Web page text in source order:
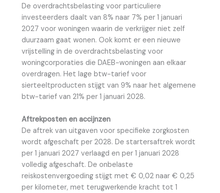
De overdrachtsbelasting voor particuliere
investeerders daalt van 8% naar 7% per 1 januari
2027 voor woningen waarin de verkrijger niet zelf
duurzaam gaat wonen. Ook komt er een nieuwe
vrijstelling in de overdrachtsbelasting voor
woningcorporaties die DAEB-woningen aan elkaar
overdragen. Het lage btw-tarief voor
sierteeltproducten stijgt van 9% naar het algemene
btw-tarief van 21% per 1 januari 2028.
Aftrekposten en accijnzen
De aftrek van uitgaven voor specifieke zorgkosten
wordt afgeschaft per 2028. De startersaftrek wordt
per 1 januari 2027 verlaagd en per 1 januari 2028
volledig afgeschaft. De onbelaste
reiskostenvergoeding stijgt met € 0,02 naar € 0,25
per kilometer, met terugwerkende kracht tot 1